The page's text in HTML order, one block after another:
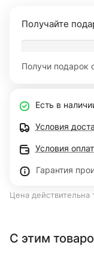
Получайте
Получи подарок
Есть в
Условия
Условия
Гарантия
Цена действительна
С этим